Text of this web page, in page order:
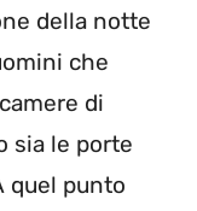
della notte
che
di
sia le porte
quel punto